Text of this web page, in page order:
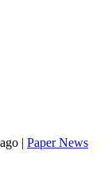
| Paper News